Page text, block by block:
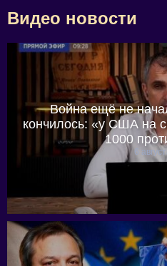
Видео новости
Война ещё не
кончилось: «у США на
1000
6